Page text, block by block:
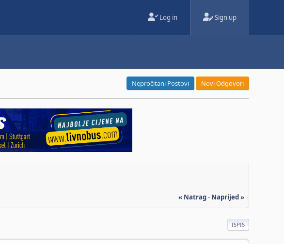
Log in Sign up
Nepročitani Postovi Novi Odgovori
« Natrag- Naprijed »
ISPIS